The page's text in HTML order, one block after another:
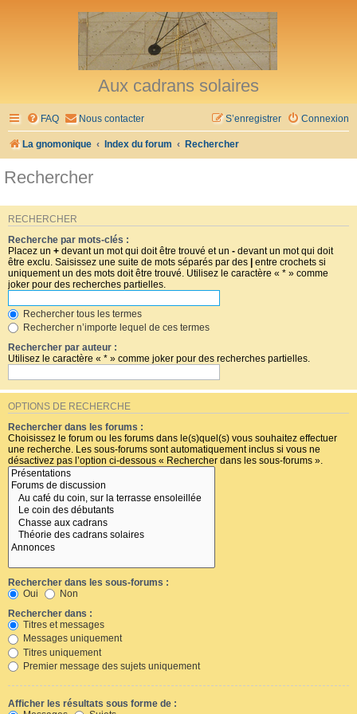
Aux cadrans solaires
FAQ Nous contacter Connexion
S’enregistrer
La gnomonique Index du forum Rechercher
Rechercher
RECHERCHER
Recherche par mots-clés :
Placez un + devant un mot qui doit être trouvé et un - devant un mot qui doit
être exclu. Saisissez une suite de mots séparés par des | entre crochets si
uniquement un des mots doit être trouvé. Utilisez le caractère « * » comme
joker pour des recherches partielles.
Rechercher tous les termes
Rechercher n’importe lequel de ces termes
Rechercher par auteur :
Utilisez le caractère « * » comme joker pour des recherches partielles.
OPTIONS DE RECHERCHE
Rechercher dans les forums :
Choisissez le forum ou les forums dans le(s)quel(s) vous souhaitez effectuer
une recherche. Les sous-forums sont automatiquement inclus si vous ne
désactivez pas l’option ci-dessous « Rechercher dans les sous-forums ».
Rechercher dans les sous-forums :
Oui
Non
Rechercher dans :
Titres et messages
Messages uniquement
Titres uniquement
Premier message des sujets uniquement
Afficher les résultats sous forme de :